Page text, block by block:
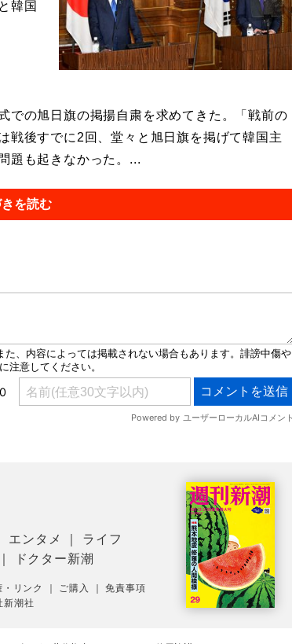
韓国
の旭日旗の掲揚自粛を求めてきた。「戦前の
戦後すでに2回、堂々と旭日旗を掲げて韓国主
題も起きなかった。...
を読む
エンタメ
ライフ
ドクター新潮
リンク ご購入 ｜免責事項
新潮社